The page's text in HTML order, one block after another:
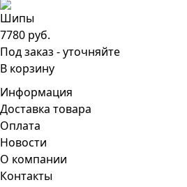
7780 руб.
Под заказ - уточняйте
В корзину
Информация
Доставка товара
Оплата
Новости
О компании
Контакты